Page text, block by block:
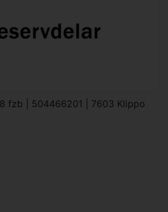
fzb | 504466201 | 7603 Klippo